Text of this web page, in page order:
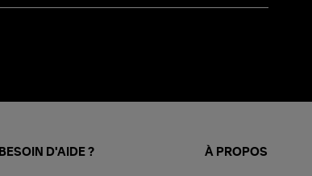
BESOIN D'AIDE ? À PROPOS